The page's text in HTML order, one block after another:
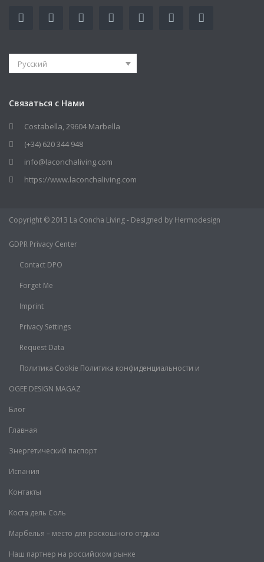
Русский
Связаться с Нами
Costabella, 29604 Marbella
(+34) 620 344 948
info@laconchaliving.com
https://www.laconchaliving.com
Copyright © 2013 La Concha Living - Designed by Hermodesign
GDPR Privacy Center
Contact DPO
Forget Me
Imprint
Privacy Settings
Request Data
Политика Cookie Политика конфиденциальности и
OGEE DESIGN MAGAZ
Блог
Главная
Знергетический паспорт
Испания
Контакты
Коста дель Соль
Марбелья – место для роскошного отдыха
Наш партнер на российском рынке